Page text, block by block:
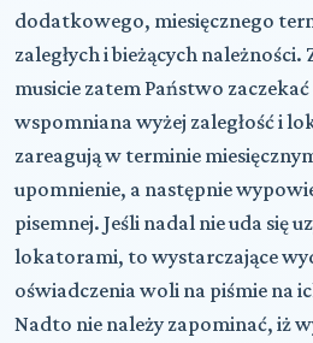
dodatkowego, miesięcznego
zaległych i bieżących
musicie zatem Państwo
wspomniana wyżej zaległość i
zareagują w terminie
upomnienie, a następnie
pisemnej. Jeśli nadal nie uda się
lokatorami, to wystarczające
oświadczenia woli na piśmie na
Nadto nie należy zapominać, iż